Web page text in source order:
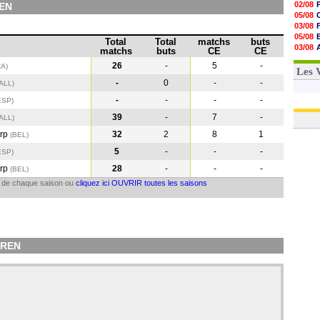
Total
matchs
Total
buts
matchs
CE
buts
CE
26 - 5 -
- 0 - -
) - - - -
) 39 - 7
-
(BEL ) 32 2 8 1
) 5 - -
-
(BEL ) 28 - - -
chaque saison ou cliquez ici OUVRIR toutes les saisons
02/08
05/08
03/08
05/08
03/08
06/08
Les